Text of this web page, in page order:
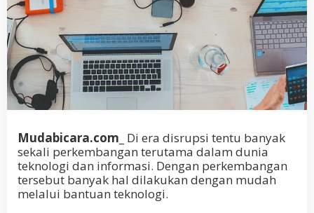
Mudabicara.com_ Di era disrupsi tentu banyak
sekali perkembangan terutama dalam dunia
teknologi dan informasi. Dengan perkembangan
tersebut banyak hal dilakukan dengan mudah
melalui bantuan teknologi.